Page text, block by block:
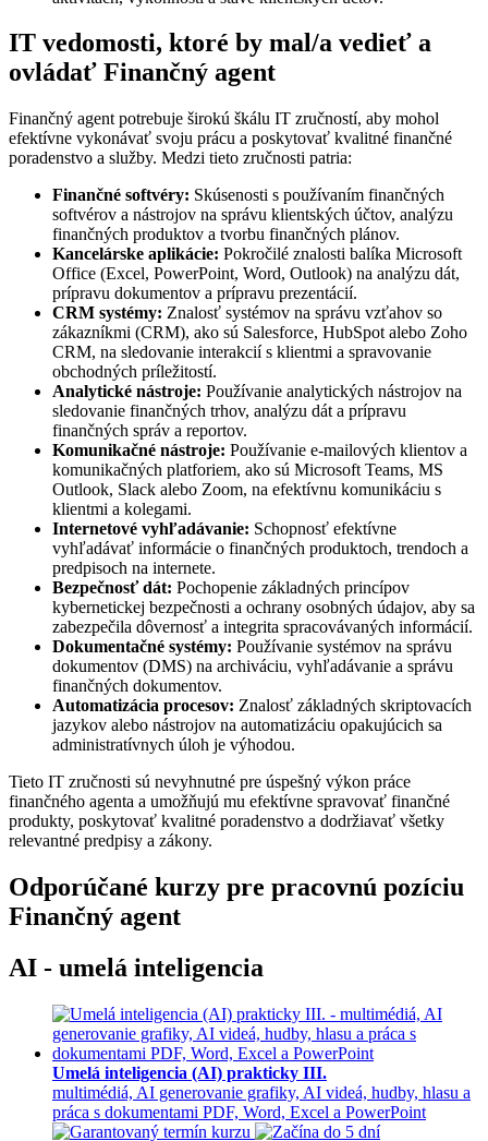
IT vedomosti, ktoré by mal/a vedieť a
ovládať Finančný agent
Finančný agent potrebuje širokú škálu IT zručností, aby mohol
efektívne vykonávať svoju prácu a poskytovať kvalitné finančné
poradenstvo a služby. Medzi tieto zručnosti patria:
Finančné softvéry: Skúsenosti s používaním finančných
softvérov a nástrojov na správu klientských účtov, analýzu
finančných produktov a tvorbu finančných plánov.
Kancelárske aplikácie: Pokročilé znalosti balíka Microsoft
Office (Excel, PowerPoint, Word, Outlook) na analýzu dát,
prípravu dokumentov a prípravu prezentácií.
CRM systémy: Znalosť systémov na správu vzťahov so
zákazníkmi (CRM), ako sú Salesforce, HubSpot alebo Zoho
CRM, na sledovanie interakcií s klientmi a spravovanie
obchodných príležitostí.
Analytické nástroje: Používanie analytických nástrojov na
sledovanie finančných trhov, analýzu dát a prípravu
finančných správ a reportov.
Komunikačné nástroje: Používanie e-mailových klientov a
komunikačných platforiem, ako sú Microsoft Teams, MS
Outlook, Slack alebo Zoom, na efektívnu komunikáciu s
klientmi a kolegami.
Internetové vyhľadávanie: Schopnosť efektívne
vyhľadávať informácie o finančných produktoch, trendoch a
predpisoch na internete.
Bezpečnosť dát: Pochopenie základných princípov
kybernetickej bezpečnosti a ochrany osobných údajov, aby sa
zabezpečila dôvernosť a integrita spracovávaných informácií.
Dokumentačné systémy: Používanie systémov na správu
dokumentov (DMS) na archiváciu, vyhľadávanie a správu
finančných dokumentov.
Automatizácia procesov: Znalosť základných skriptovacích
jazykov alebo nástrojov na automatizáciu opakujúcich sa
administratívnych úloh je výhodou.
Tieto IT zručnosti sú nevyhnutné pre úspešný výkon práce
finančného agenta a umožňujú mu efektívne spravovať finančné
produkty, poskytovať kvalitné poradenstvo a dodržiavať všetky
relevantné predpisy a zákony.
Odporúčané kurzy pre pracovnú pozíciu
Finančný agent
AI - umelá inteligencia
Umelá inteligencia (AI) prakticky III.
multimédiá, AI generovanie grafiky, AI videá, hudby, hlasu a
práca s dokumentami PDF, Word, Excel a PowerPoint